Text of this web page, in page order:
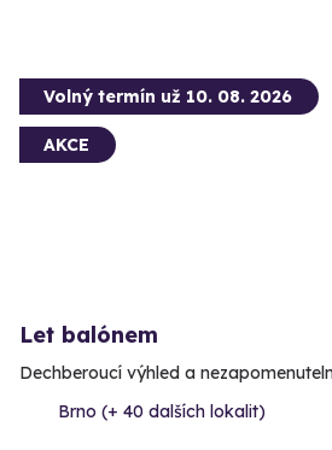
Volný termín už 10. 08. 2026
AKCE
Let balónem
Dechberoucí výhled a
Brno (+ 40 dalších lokalit)